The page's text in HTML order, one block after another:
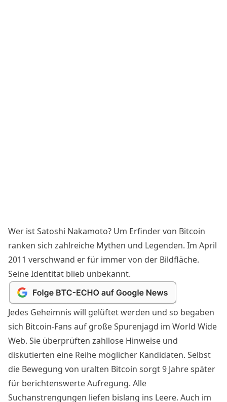
Wer istSatoshi Nakamoto? Um Erfinder von Bitcoin
ranken sich zahlreiche Mythen und Legenden. Im April
2011 verschwand er für immervon der Bildfläche.
Seine Identität blieb unbekannt.
Jedes Geheimnis will gelüftet werden und so begaben
sich Bitcoin-Fans auf große Spurenjagd im World Wide
Web. Sie überprüften zahllose Hinweise und
diskutierten eine Reihe möglicher Kandidaten. Selbst
die Bewegung von uralten Bitcoin sorgt 9 Jahre später
für berichtenswerte Aufregung. Alle
Suchanstrengungen liefen bislang ins Leere. Auch im